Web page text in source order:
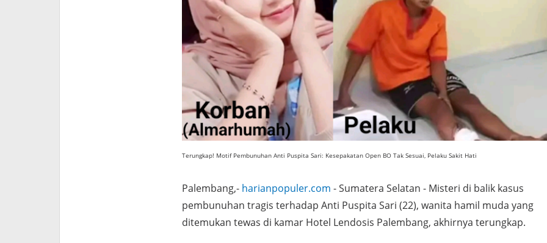
Terungkap! Motif Pembunuhan Anti Puspita Sari: Kesepakatan Open BO Tak Sesuai, Pelaku Sakit Hati
Palembang,- harianpopuler.com - Sumatera Selatan - Misteri di balik kasus
pembunuhan tragis terhadap Anti Puspita Sari (22), wanita hamil muda yang
ditemukan tewas di kamar Hotel Lendosis Palembang, akhirnya terungkap.